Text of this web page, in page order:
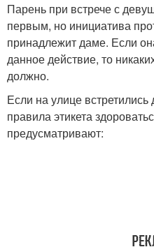
Парень при встрече с
первым, но инициатива
принадлежит даме. Если
данное действие, то
должно.
Если на улице
правила этикета
предусматривают: